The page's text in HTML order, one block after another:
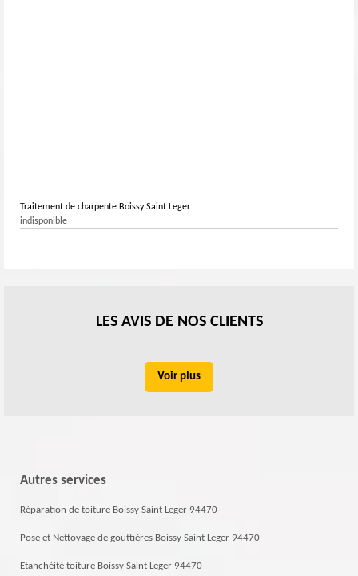
Traitement de charpente Boissy Saint Leger
indisponible
LES AVIS DE NOS CLIENTS
Voir plus
Autres services
Réparation de toiture Boissy Saint Leger 94470
Pose et Nettoyage de gouttières Boissy Saint Leger 94470
Etanchéité toiture Boissy Saint Leger 94470